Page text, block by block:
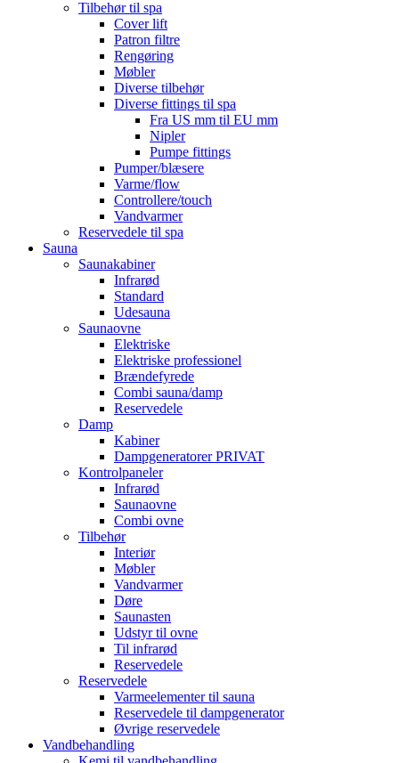
Tilbehør til spa
Cover lift
Patron filtre
Rengøring
Møbler
Diverse tilbehør
Diverse fittings til spa
Fra US mm til EU mm
Nipler
Pumpe fittings
Pumper/blæsere
Varme/flow
Controllere/touch
Vandvarmer
Reservedele til spa
Sauna
Saunakabiner
Infrarød
Standard
Udesauna
Saunaovne
Elektriske
Elektriske professionel
Brændefyrede
Combi sauna/damp
Reservedele
Damp
Kabiner
Dampgeneratorer PRIVAT
Kontrolpaneler
Infrarød
Saunaovne
Combi ovne
Tilbehør
Interiør
Møbler
Vandvarmer
Døre
Saunasten
Udstyr til ovne
Til infrarød
Reservedele
Reservedele
Varmeelementer til sauna
Reservedele til dampgenerator
Øvrige reservedele
Vandbehandling